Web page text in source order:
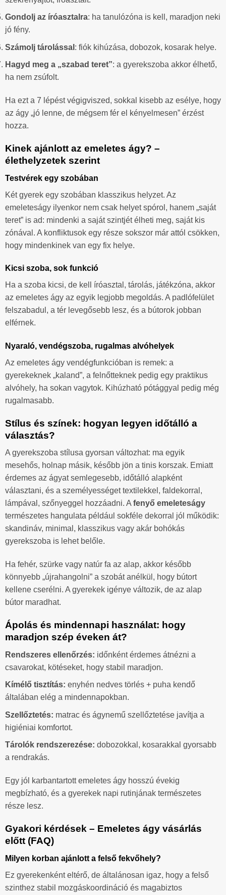
Gondolj az íróasztalra: ha tanulózóna is kell, maradjon neki
jó fény.
Számolj tárolással : fiók kihúzása, dobozok, kosarak helye.
Hagyd meg a „szabad teret”: a gyerekszoba akkor élhető,
ha nem zsúfolt.
Ha ezt a 7 lépést végigviszed, sokkal kisebb az esélye, hogy
az ágy „jó lenne, de mégsem fér el kényelmesen” érzést
hozza.
Kinek ajánlott az emeletes ágy? –
élethelyzetek szerint
Testvérek egy szobában
Két gyerek egy szobában klasszikus helyzet. Az
emeleteságy ilyenkor nem csak helyet spórol, hanem „saját
teret” is ad: mindenki a saját szintjét élheti meg, saját kis
zónával. A konfliktusok egy része sokszor már attól csökken,
hogy mindenkinek van egy fix helye.
Kicsi szoba, sok funkció
Ha a szoba kicsi, de kell íróasztal, tárolás, játékzóna, akkor
az emeletes ágy az egyik legjobb megoldás. A padlófelület
felszabadul, a tér levegősebb lesz, és a bútorok jobban
elférnek.
Nyaraló, vendégszoba, rugalmas alvóhelyek
Az emeletes ágy vendégfunkcióban is remek: a
gyerekeknek „kaland”, a felnőtteknek pedig egy praktikus
alvóhely, ha sokan vagytok. Kihúzható pótággyal pedig még
rugalmasabb.
Stílus és színek: hogyan legyen időtálló a
választás?
A gyerekszoba stílusa gyorsan változhat: ma egyik
mesehős, holnap másik, később jön a tinis korszak. Emiatt
érdemes az ágyat semlegesebb, időtálló alapként
választani, és a személyességet textilekkel, faldekorral,
lámpával, szőnyeggel hozzáadni. Afenyő emeleteságy
természetes hangulata például sokféle dekorral jól működik:
skandináv, minimal, klasszikus vagy akár bohókás
gyerekszoba is lehet belőle.
Ha fehér, szürke vagy natúr fa az alap, akkor később
könnyebb „újrahangolni” a szobát anélkül, hogy bútort
kellene cserélni. A gyerekek igénye változik, de az alap
bútor maradhat.
Ápolás és mindennapi használat: hogy
maradjon szép éveken át?
Rendszeres ellenőrzés: időnként érdemes átnézni a
csavarokat, kötéseket, hogy stabil maradjon.
Kímélő tisztítás: enyhén nedves törlés + puha kendő
általában elég a mindennapokban.
Szellőztetés: matrac és ágynemű szellőztetése javítja a
higiéniai komfortot.
Tárolók rendszerezése: dobozokkal, kosarakkal gyorsabb
a rendrakás.
Egy jól karbantartott emeletes ágy hosszú évekig
megbízható, és a gyerekek napi rutinjának természetes
része lesz.
Gyakori kérdések – Emeletes ágy vásárlás
előtt (FAQ)
Milyen korban ajánlott a felső fekvőhely?
Ez gyerekenként eltérő, de általánosan igaz, hogy a felső
szinthez stabil mozgáskoordináció és magabiztos